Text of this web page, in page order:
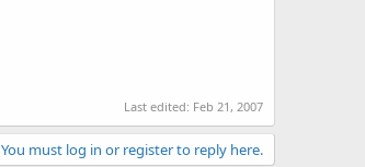
Last edited: Feb 21, 2007
You must log in or register to reply here.